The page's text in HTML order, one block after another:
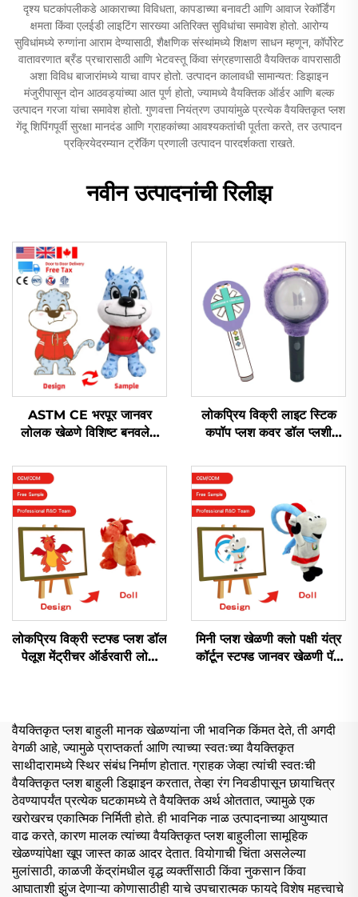
दृश्य घटकांपलीकडे आकाराच्या विविधता, कापडाच्या बनावटी आणि आवाज रेकॉर्डिंग
क्षमता किंवा एलईडी लाइटिंग सारख्या अतिरिक्त सुविधांचा समावेश होतो. आरोग्य
सुविधांमध्ये रुग्णांना आराम देण्यासाठी, शैक्षणिक संस्थांमध्ये शिक्षण साधन म्हणून, कॉर्पोरेट
वातावरणात ब्रँड प्रचारासाठी आणि भेटवस्तू किंवा संग्रहणासाठी वैयक्तिक वापरासाठी
अशा विविध बाजारांमध्ये याचा वापर होतो. उत्पादन कालावधी सामान्यत: डिझाइन
मंजुरीपासून दोन आठवड्यांच्या आत पूर्ण होतो, ज्यामध्ये वैयक्तिक ऑर्डर आणि बल्क
उत्पादन गरजा यांचा समावेश होतो. गुणवत्ता नियंत्रण उपायांमुळे प्रत्येक वैयक्तिकृत प्लश
गेंदू शिपिंगपूर्वी सुरक्षा मानदंड आणि ग्राहकांच्या आवश्यकतांची पूर्तता करते, तर उत्पादन
प्रक्रियेदरम्यान ट्रॅकिंग प्रणाली उत्पादन पारदर्शकता राखते.
नवीन उत्पादनांची रिलीझ
ASTM CE भरपूर जानवर
लोलक खेळणे विशिष्ट बनवलेले
लोकप्रिय विक्री लाइट स्टिक
कपॉप प्लश कवर डॉल प्लशी
संगीत समारंभासाठी
लोकप्रिय विक्री स्टफ्ड प्लश डॉल
पेलूश मेंट्रीचर ऑर्डरवारी लोगो
मिनी प्लश खेळणी क्लो पक्षी यंत्र
कॉर्टून स्टफ्ड जानवर खेळणी पॅज
वैयक्तिकृत प्लश बाहुली मानक खेळण्यांना जी भावनिक किंमत देते, ती अगदी
वेगळी आहे, ज्यामुळे प्राप्तकर्ता आणि त्याच्या स्वतःच्या वैयक्तिकृत
साथीदारामध्ये स्थिर संबंध निर्माण होतात. ग्राहक जेव्हा त्यांची स्वतःची
वैयक्तिकृत प्लश बाहुली डिझाइन करतात, तेव्हा रंग निवडीपासून छायाचित्र
ठेवण्यापर्यंत प्रत्येक घटकामध्ये ते वैयक्तिक अर्थ ओततात, ज्यामुळे एक
खरोखरच एकात्मिक निर्मिती होते. ही भावनिक नाळ उत्पादनाच्या आयुष्यात
वाढ करते, कारण मालक त्यांच्या वैयक्तिकृत प्लश बाहुलीला सामूहिक
खेळण्यांपेक्षा खूप जास्त काळ आदर देतात. वियोगाची चिंता असलेल्या
मुलांसाठी, काळजी केंद्रांमधील वृद्ध व्यक्तींसाठी किंवा नुकसान किंवा
आघाताशी झुंज देणाऱ्या कोणासाठीही याचे उपचारात्मक फायदे विशेष महत्त्वाचे